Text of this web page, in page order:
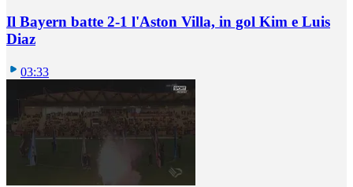
Il Bayern batte 2-1 l'Aston Villa, in gol Kim e Luis
Diaz
03:33